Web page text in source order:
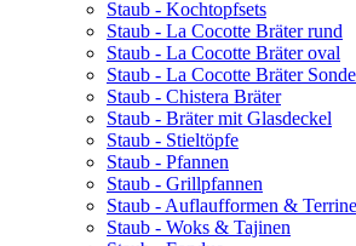
Staub - Kochtopfsets
Staub - La Cocotte Bräter rund
Staub - La Cocotte Bräter oval
Staub - La Cocotte Bräter
Staub - Chistera Bräter
Staub - Bräter mit Glasdeckel
Staub - Stieltöpfe
Staub - Pfannen
Staub - Grillpfannen
Staub - Auflaufformen &
Staub - Woks & Tajinen